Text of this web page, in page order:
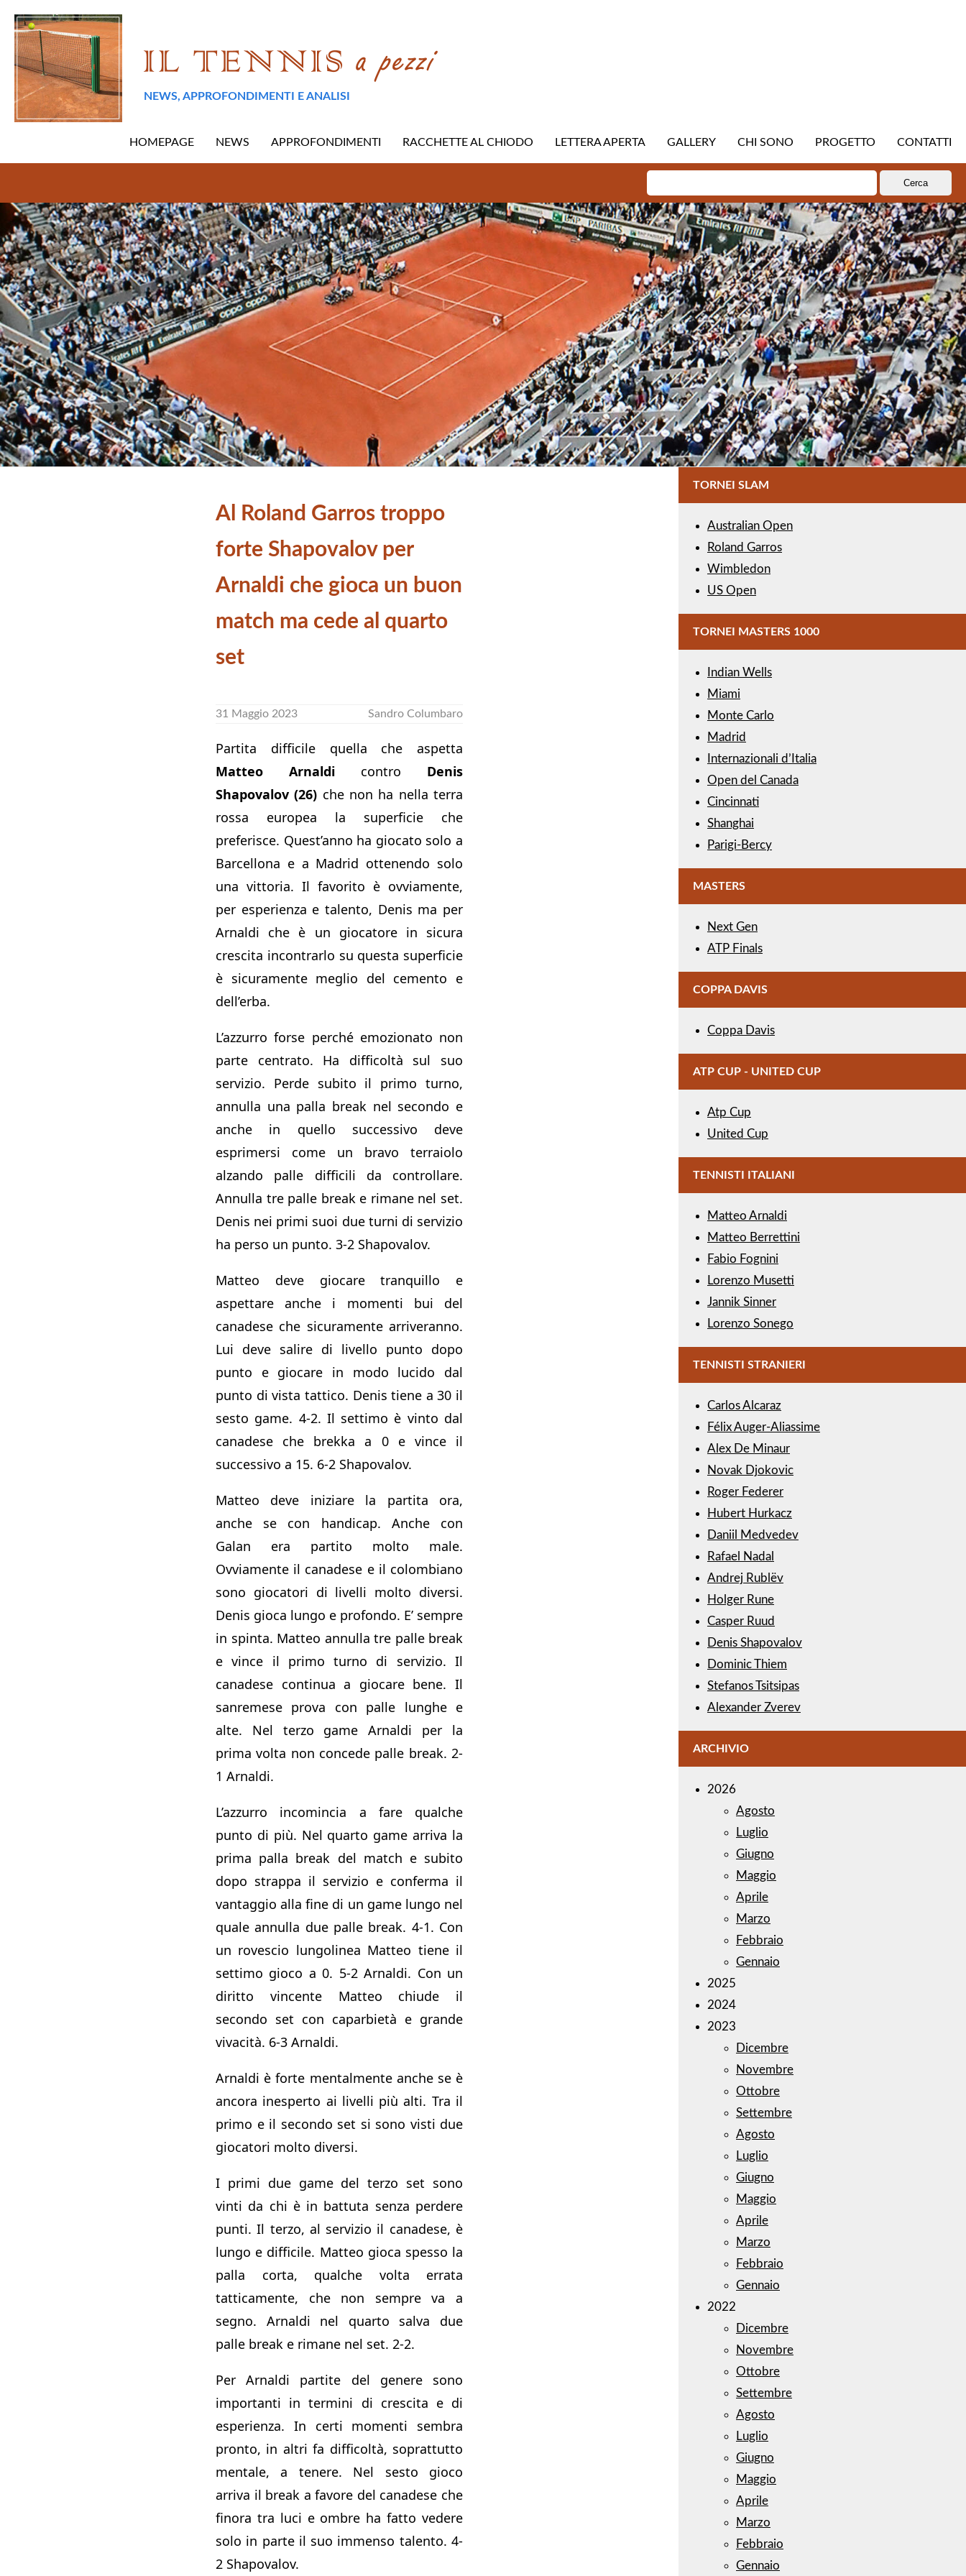
NEWS, APPROFONDIMENTI E ANALISI
HOMEPAGE NEWS APPROFONDIMENTI RACCHETTE AL CHIODO LETTERA APERTA GALLERY CHI SONO PROGETTO CONTATTI
per:
Al Roland Garros troppo
forte Shapovalov per
Arnaldi che gioca un buon
match ma cede al quarto
set
31 Maggio 2023 Sandro Columbaro
Partita difficile quella che aspetta
Matteo Arnaldi contro Denis
Shapovalov (26) che non ha nella terra
rossa europea la superficie che
preferisce. Quest’anno ha giocato solo a
Barcellona e a Madrid ottenendo solo
una vittoria. Il favorito è ovviamente,
per esperienza e talento, Denis ma per
Arnaldi che è un giocatore in sicura
crescita incontrarlo su questa superficie
è sicuramente meglio del cemento e
dell’erba.
L’azzurro forse perché emozionato non
parte centrato. Ha difficoltà sul suo
servizio. Perde subito il primo turno,
annulla una palla break nel secondo e
anche in quello successivo deve
esprimersi come un bravo terraiolo
alzando palle difficili da controllare.
Annulla tre palle break e rimane nel set.
Denis nei primi suoi due turni di servizio
ha perso un punto. 3-2 Shapovalov.
Matteo deve giocare tranquillo e
aspettare anche i momenti bui del
canadese che sicuramente arriveranno.
Lui deve salire di livello punto dopo
punto e giocare in modo lucido dal
punto di vista tattico. Denis tiene a 30 il
sesto game. 4-2. Il settimo è vinto dal
canadese che brekka a 0 e vince il
successivo a 15. 6-2 Shapovalov.
Matteo deve iniziare la partita ora,
anche se con handicap. Anche con
Galan era partito molto male.
Ovviamente il canadese e il colombiano
sono giocatori di livelli molto diversi.
Denis gioca lungo e profondo. E’ sempre
in spinta. Matteo annulla tre palle break
e vince il primo turno di servizio. Il
canadese continua a giocare bene. Il
sanremese prova con palle lunghe e
alte. Nel terzo game Arnaldi per la
prima volta non concede palle break. 2-
1 Arnaldi.
L’azzurro incomincia a fare qualche
punto di più. Nel quarto game arriva la
prima palla break del match e subito
dopo strappa il servizio e conferma il
vantaggio alla fine di un game lungo nel
quale annulla due palle break. 4-1. Con
un rovescio lungolinea Matteo tiene il
settimo gioco a 0. 5-2 Arnaldi. Con un
diritto vincente Matteo chiude il
secondo set con caparbietà e grande
vivacità. 6-3 Arnaldi.
Arnaldi è forte mentalmente anche se è
ancora inesperto ai livelli più alti. Tra il
primo e il secondo set si sono visti due
giocatori molto diversi.
I primi due game del terzo set sono
vinti da chi è in battuta senza perdere
punti. Il terzo, al servizio il canadese, è
lungo e difficile. Matteo gioca spesso la
palla corta, qualche volta errata
tatticamente, che non sempre va a
segno. Arnaldi nel quarto salva due
palle break e rimane nel set. 2-2.
Per Arnaldi partite del genere sono
importanti in termini di crescita e di
esperienza. In certi momenti sembra
pronto, in altri fa difficoltà, soprattutto
mentale, a tenere. Nel sesto gioco
arriva il break a favore del canadese che
finora tra luci e ombre ha fatto vedere
solo in parte il suo immenso talento. 4-
2 Shapovalov.
TORNEI SLAM
Australian Open
Roland Garros
Wimbledon
US Open
TORNEI MASTERS 1000
Indian Wells
Miami
Monte Carlo
Madrid
Internazionali d’Italia
Open del Canada
Cincinnati
Shanghai
Parigi-Bercy
MASTERS
Next Gen
ATP Finals
COPPA DAVIS
Coppa Davis
ATP CUP - UNITED CUP
Atp Cup
United Cup
TENNISTI ITALIANI
Matteo Arnaldi
Matteo Berrettini
Fabio Fognini
Lorenzo Musetti
Jannik Sinner
Lorenzo Sonego
TENNISTI STRANIERI
Carlos Alcaraz
Félix Auger-Aliassime
Alex De Minaur
Novak Djokovic
Roger Federer
Hubert Hurkacz
Daniil Medvedev
Rafael Nadal
Andrej Rublëv
Holger Rune
Casper Ruud
Denis Shapovalov
Dominic Thiem
Stefanos Tsitsipas
Alexander Zverev
ARCHIVIO
2026
Agosto
Luglio
Giugno
Maggio
Aprile
Marzo
Febbraio
Gennaio
2025
2024
2023
Dicembre
Novembre
Ottobre
Settembre
Agosto
Luglio
Giugno
Maggio
Aprile
Marzo
Febbraio
Gennaio
2022
Dicembre
Novembre
Ottobre
Settembre
Agosto
Luglio
Giugno
Maggio
Aprile
Marzo
Febbraio
Gennaio